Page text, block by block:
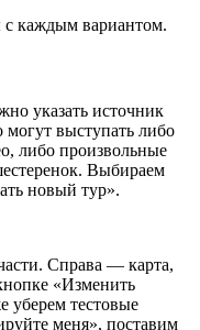
с каждым вариантом.
указать источник
выступать либо
либо произвольные
Выбираем
новый тур».
Справа — карта,
«Изменить
уберем тестовые
меня», поставим